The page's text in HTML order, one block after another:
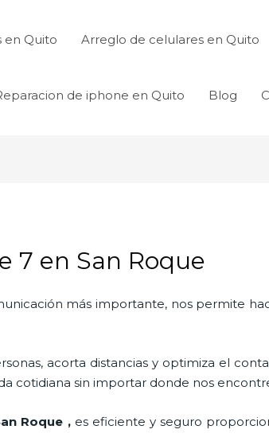
en Quito Arreglo de celulares en Quito
de iphone en Quito Blog
7 en San Roque
más importante, nos permite
acorta distancias y optimiza el
cotidiana sin importar donde nos
Roque ,es eficiente y seguro